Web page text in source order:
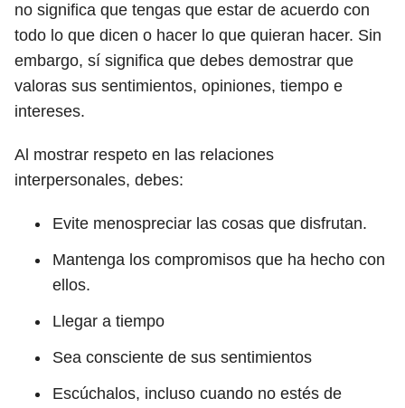
no significa que tengas que estar de acuerdo con
todo lo que dicen o hacer lo que quieran hacer. Sin
embargo, sí significa que debes demostrar que
valoras sus sentimientos, opiniones, tiempo e
intereses.
Al mostrar respeto en las relaciones
interpersonales, debes:
Evite menospreciar las cosas que disfrutan.
Mantenga los compromisos que ha hecho con
ellos.
Llegar a tiempo
Sea consciente de sus sentimientos
Escúchalos, incluso cuando no estés de